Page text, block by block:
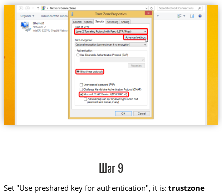
Шаг 9
Set "Use preshared key for authentication", it is: trustzone